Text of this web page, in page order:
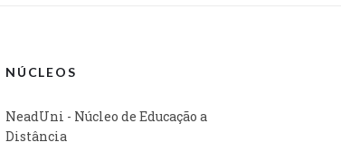
NÚCLEOS
NeadUni - Núcleo de Educação a
Distância